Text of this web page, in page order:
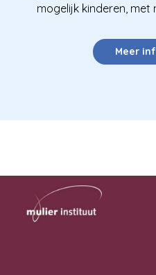
mogelijk kinderen, met
Meer